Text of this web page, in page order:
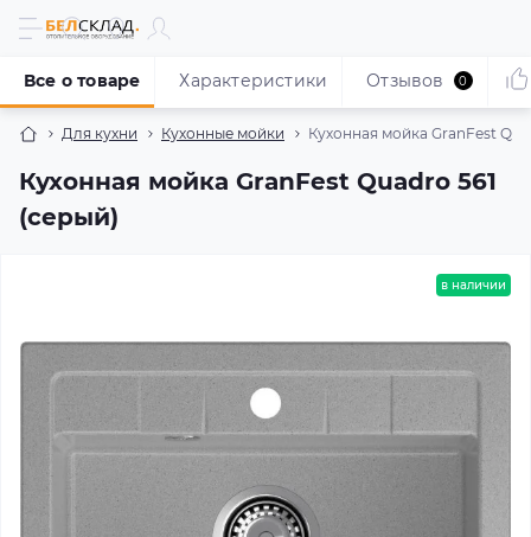
Для кухни Кухонные мойки Кухонная мойка GranFest
Кухонная мойка GranFest Quadro 561
(серый)
Все о товаре Характеристики Отзывов 0
в наличии